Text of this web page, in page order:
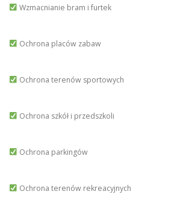
Wzmacnianie bram i furtek
Ochrona placów zabaw
Ochrona terenów sportowych
Ochrona szkół i przedszkoli
Ochrona parkingów
Ochrona terenów rekreacyjnych